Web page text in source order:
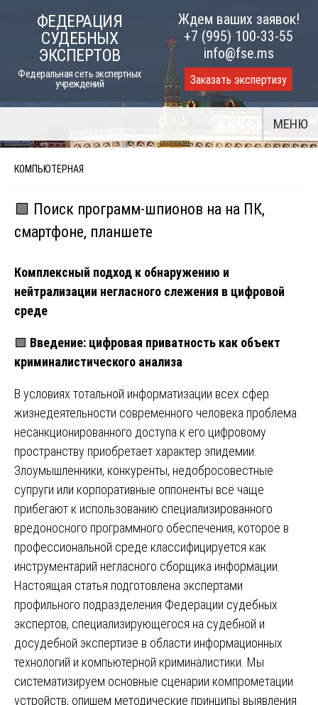
ФЕДЕРАЦИЯ
СУДЕБНЫХ
ЭКСПЕРТОВ
Федеральная сеть экспертных
учреждений
Ждем ваших заявок!
+7 (995) 100-33-55
info@fse.ms
Заказать экспертизу
МЕНЮ
КОМПЬЮТЕРНАЯ
🟩 Поиск программ-шпионов на на ПК,
смартфоне, планшете
Комплексный подход к обнаружению и
нейтрализации негласного слежения в цифровой
среде
🟩 Введение: цифровая приватность как объект
криминалистического анализа
В условиях тотальной информатизации всех сфер
жизнедеятельности современного человека проблема
несанкционированного доступа к его цифровому
пространству приобретает характер эпидемии.
Злоумышленники, конкуренты, недобросовестные
супруги или корпоративные оппоненты всё чаще
прибегают к использованию специализированного
вредоносного программного обеспечения, которое в
профессиональной среде классифицируется как
инструментарий негласного сборщика информации.
Настоящая статья подготовлена экспертами
профильного подразделения Федерации судебных
экспертов, специализирующегося на судебной и
досудебной экспертизе в области информационных
технологий и компьютерной криминалистики. Мы
систематизируем основные сценарии компрометации
устройств, опишем методические принципы выявления